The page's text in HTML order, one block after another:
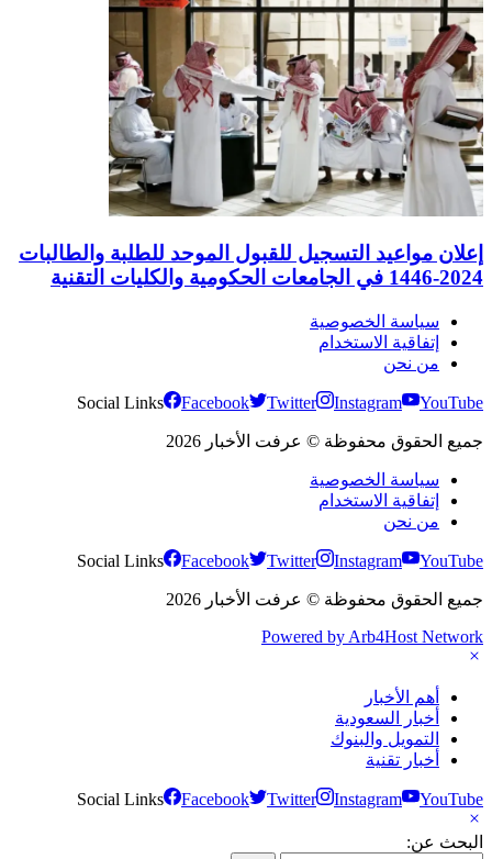
إعلان مواعيد التسجيل للقبول الموحد للطلبة والطالبات
2024-1446 في الجامعات الحكومية والكليات التقنية
سياسة الخصوصية
إتفاقية الاستخدام
من نحن
Social Links Facebook Twitter Instagram YouTube
جميع الحقوق محفوظة © عرفت الأخبار 2026
سياسة الخصوصية
إتفاقية الاستخدام
من نحن
Social Links Facebook Twitter Instagram YouTube
جميع الحقوق محفوظة © عرفت الأخبار 2026
Powered by Arb4Host Network
أهم الأخبار
أخبار السعودية
التمويل والبنوك
أخبار تقنية
Social Links Facebook Twitter Instagram YouTube
البحث عن: